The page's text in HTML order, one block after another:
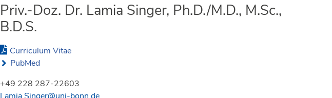
Priv.-Doz. Dr. Lamia Singer, Ph.D./M.D., M.Sc.,
B.D.S.
Curriculum Vitae
PubMed
+49 228 287-22603